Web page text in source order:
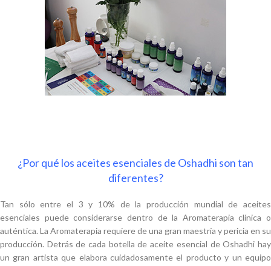
¿Por qué los aceites esenciales de Oshadhi son tan
diferentes?
Tan sólo entre el 3 y 10% de la producción mundial de aceites
esenciales puede considerarse dentro de la Aromaterapia clínica o
auténtica. La Aromaterapia requiere de una gran maestría y pericia en su
producción. Detrás de cada botella de aceite esencial de Oshadhi hay
un gran artista que elabora cuidadosamente el producto y un equipo